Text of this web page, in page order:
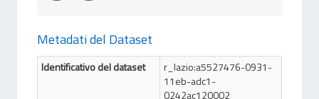
Metadati del Dataset
Identificativo del dataset
r_lazio:a5527476-0931-
11eb-adc1-
0242ac120002